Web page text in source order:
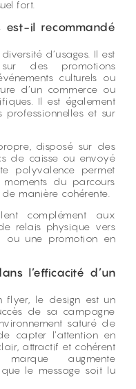
fort.
est-il recommandé
d’usages. Il est
des promotions
culturels ou
d’un commerce ou
Il est également
professionnelles et sur
disposé sur des
de caisse ou envoyé
polyvalence permet
du parcours
manière cohérente.
complément aux
relais physique vers
ou une promotion en
l’efficacité d’un
flyer, le design est un
de sa campagne
saturé de
capter l’attention en
attractif et cohérent
augmente
le message soit lu